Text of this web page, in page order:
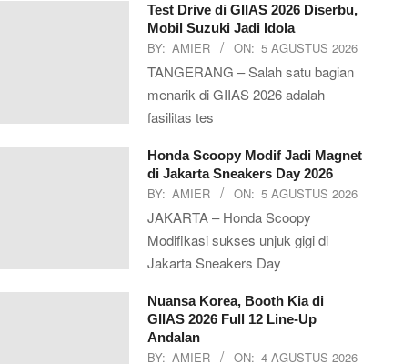
Test Drive di GIIAS 2026 Diserbu,
Mobil Suzuki Jadi Idola
BY: AMIER ON: 5 AGUSTUS 2026
TANGERANG – Salah satu bagian
menarik di GIIAS 2026 adalah
fasilitas tes
Honda Scoopy Modif Jadi Magnet
di Jakarta Sneakers Day 2026
BY: AMIER ON: 5 AGUSTUS 2026
JAKARTA – Honda Scoopy
Modifikasi sukses unjuk gigi di
Jakarta Sneakers Day
Nuansa Korea, Booth Kia di
GIIAS 2026 Full 12 Line-Up
Andalan
BY: AMIER ON: 4 AGUSTUS 2026